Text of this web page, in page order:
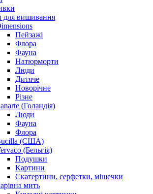
для вишивання
Пейзажі
Флора
Фауна
Натюрморти
Люди
Дитяче
Новорічне
Різне
(Голандія)
Люди
Фауна
Флора
(США)
(Бельгія)
Подушки
Картини
Скатертини, серфетки, мішечки
мить